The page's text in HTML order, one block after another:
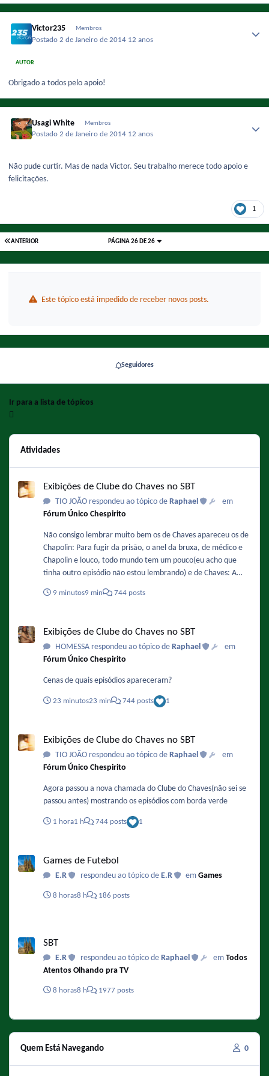
Victor235 Membros
Postado2 de Janeiro de 2014 12 anos
AUTOR
Obrigado a todos pelo apoio!
Usagi White Membros
Postado2 de Janeiro de 2014 12 anos
Não pude curtir. Mas de nada Victor. Seu trabalho merece todo apoio e
felicitações.
1
ANTERIOR PÁGINA 26 DE 26
Este tópico está impedido de receber novos posts.
Seguidores
Ir para a lista de tópicos
Atividades
Exibições de Clube do Chaves no SBT
TIO JOÃO respondeu ao tópico de Raphael
em
Fórum Único Chespirito
Não consigo lembrar muito bem os de Chaves apareceu os de
Chapolin: Para fugir da prisão, o anel da bruxa, de médico e
Chapolin e louco, todo mundo tem um pouco(eu acho que
tinha outro episódio não estou lembrando) e de Chaves: A
9 minutos9 min 744 posts
Exibições de Clube do Chaves no SBT
HOMESSA respondeu ao tópico de Raphael
em
Fórum Único Chespirito
Cenas de quais episódios apareceram?
23 minutos23 min 744 posts 1
Exibições de Clube do Chaves no SBT
TIO JOÃO respondeu ao tópico de Raphael
em
Fórum Único Chespirito
Agora passou a nova chamada do Clube do Chaves(não sei se
passou antes) mostrando os episódios com borda verde
1 hora1 h 744 posts 1
Games de Futebol
E.R respondeu ao tópico de E.R emGames
8 horas8 h 186 posts
SBT
E.R respondeu ao tópico de Raphael emTodos
Atentos Olhando pra TV
8 horas8 h 1977 posts
Quem Está Navegando 0